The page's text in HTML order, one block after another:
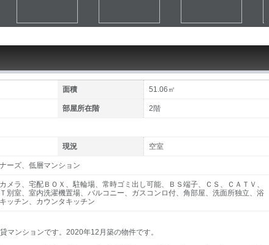
面積 51.06㎡
部屋所在階 2階
現況 空室
ーズ、低層マンション
メラ、宅配ＢＯＸ、駐輪場、常時ゴミ出し可能、ＢＳ端子、ＣＳ、ＣＡＴＶ、
別室、室内洗濯機置場、バルコニー、ガスコンロ付、角部屋、洗面所独立、浴
ッチン、カウンタキッチン
マンションです。2020年12月築の物件です。